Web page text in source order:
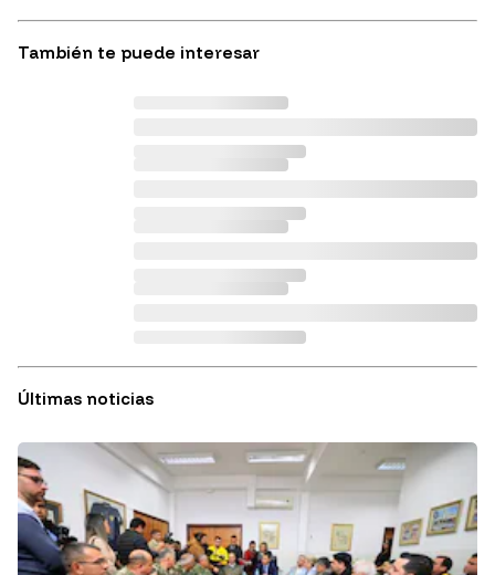
También te puede interesar
Últimas noticias